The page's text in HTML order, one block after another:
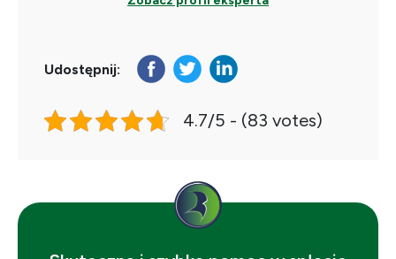
Udostępnij:
4.7/5 - (83 votes)